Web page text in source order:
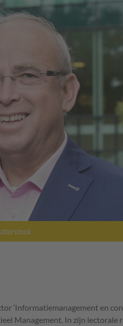
‘Informatiemanagement en
Management. In zijn lectorale